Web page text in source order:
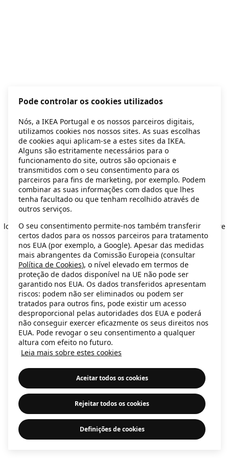
Application error: a client-side exception has occurred
loadingsecondhand.ikea.com (see the browser console for more
information).
Pode controlar os cookies utilizados
Nós, a IKEA Portugal e os nossos parceiros digitais,
utilizamos cookies nos nossos sites. As suas escolhas
de cookies aqui aplicam-se a estes sites da IKEA.
Alguns são estritamente necessários para o
funcionamento do site, outros são opcionais e
transmitidos com o seu consentimento para os
parceiros para fins de marketing, por exemplo. Podem
combinar as suas informações com dados que lhes
tenha facultado ou que tenham recolhido através de
outros serviços.
O seu consentimento permite-nos também transferir
certos dados para os nossos parceiros para tratamento
nos EUA (por exemplo, a Google). Apesar das medidas
mais abrangentes da Comissão Europeia (consultar
Política de Cookies), o nível elevado em termos de
proteção de dados disponível na UE não pode ser
garantido nos EUA. Os dados transferidos apresentam
riscos: podem não ser eliminados ou podem ser
tratados para outros fins, pode existir um acesso
desproporcional pelas autoridades dos EUA e poderá
não conseguir exercer eficazmente os seus direitos nos
EUA. Pode revogar o seu consentimento a qualquer
altura com efeito no futuro.
Leia mais sobre estes cookies
Aceitar todos os cookies
Rejeitar todos os cookies
Definições de cookies